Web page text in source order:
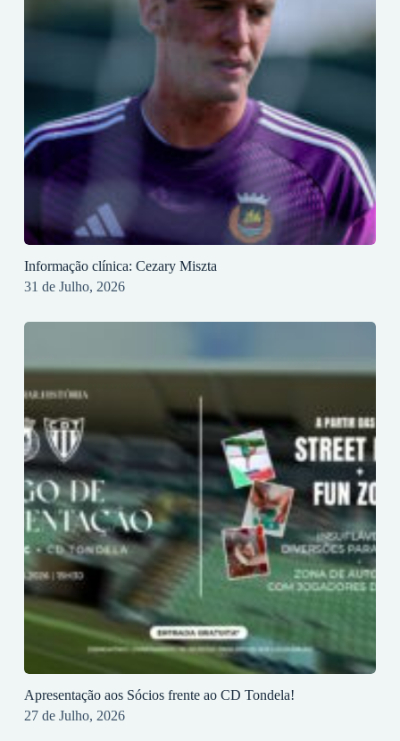
Informação clínica: Cezary Miszta
31 de Julho, 2026
Apresentação aos Sócios frente ao CD Tondela!
27 de Julho, 2026